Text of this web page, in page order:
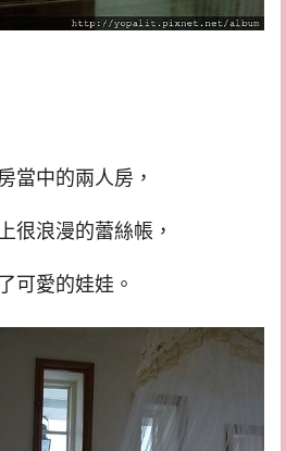
當中的兩人房，
很浪漫的蕾絲帳，
可愛的娃娃。